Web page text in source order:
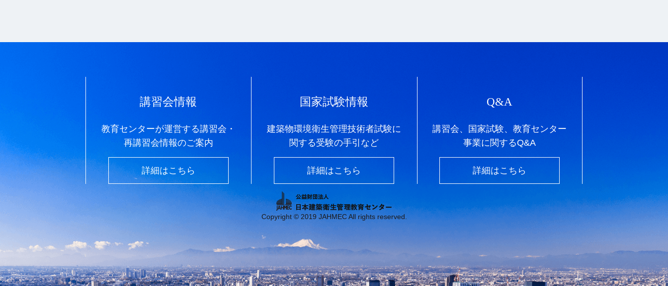
講習会情報
教育センターが運営する講習会・
再講習会情報のご案内
詳細はこちら
国家試験情報
建築物環境衛生管理技術者試験に
関する受験の手引など
詳細はこちら
Q&A
講習会、国家試験、教育センター
事業に関するQ&A
詳細はこちら
Copyright © 2019 JAHMEC All rights reserved.